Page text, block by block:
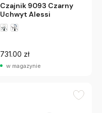
Czajnik 9093 Czarny
Uchwyt Alessi
731.00 zł
w magazynie